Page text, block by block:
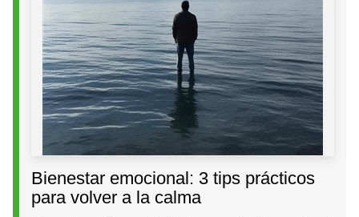
Bienestar emocional: 3 tips prácticos
para volver a la calma